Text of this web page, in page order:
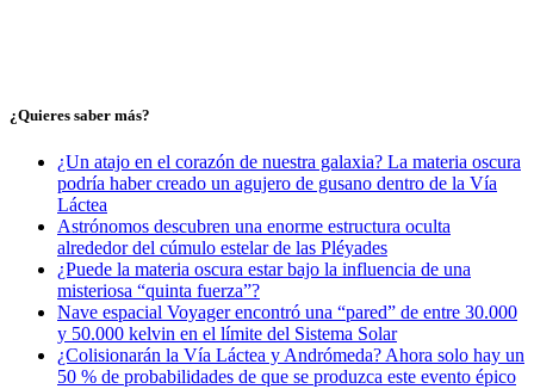
¿Quieres saber más?
¿Un atajo en el corazón de nuestra galaxia? La materia oscura
podría haber creado un agujero de gusano dentro de la Vía
Láctea
Astrónomos descubren una enorme estructura oculta
alrededor del cúmulo estelar de las Pléyades
¿Puede la materia oscura estar bajo la influencia de una
misteriosa “quinta fuerza”?
Nave espacial Voyager encontró una “pared” de entre 30.000
y 50.000 kelvin en el límite del Sistema Solar
¿Colisionarán la Vía Láctea y Andrómeda? Ahora solo hay un
50 % de probabilidades de que se produzca este evento épico